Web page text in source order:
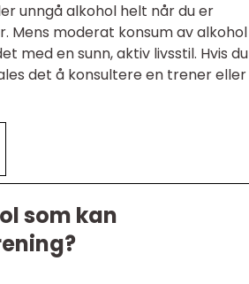
unngå alkohol helt når du er
Mens moderat konsum av alkohol
med en sunn, aktiv livsstil. Hvis du
det å konsultere en trener eller
som kan